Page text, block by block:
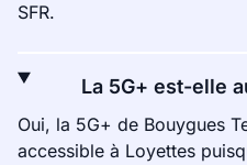
SFR.
La 5G+ est-elle
Oui, la 5G+ de Bouygues
accessible à Loyettes